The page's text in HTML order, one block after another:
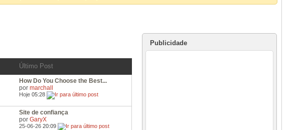
Último Post
How Do You Choose the Best...
por marchall
Hoje 05:28
Site de confiança
por GaryX
25-06-26 20:09
Publicidade